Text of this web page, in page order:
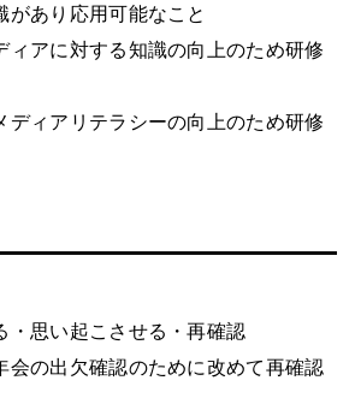
があり応用可能なこと
ィアに対する知識の向上のため研修
ディアリテラシーの向上のため研修
・思い起こさせる・再確認
会の出欠確認のために改めて再確認